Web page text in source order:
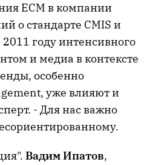
ECM в компании
о стандарте CMIS и
году интенсивного
и медиа в контексте
особенно
уже влияют и
- Для нас важно
Вадим Ипатов,